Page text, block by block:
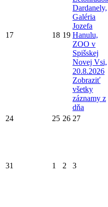
17 18 19
Dardanely,
Galéria
Jozefa
Hanulu,
ZOO v
Spišskej
Novej Vsi,
20.8.2026
Zobraziť
všetky
záznamy z
dňa
24 25 26 27
31 1 2 3